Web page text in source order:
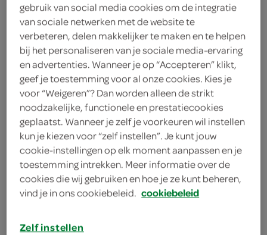
gebruik van social media cookies om de integratie
van sociale netwerken met de website te
verbeteren, delen makkelijker te maken en te helpen
bij het personaliseren van je sociale media-ervaring
en advertenties. Wanneer je op “Accepteren” klikt,
geef je toestemming voor al onze cookies. Kies je
voor “Weigeren”? Dan worden alleen de strikt
noodzakelijke, functionele en prestatiecookies
geplaatst. Wanneer je zelf je voorkeuren wil instellen
kun je kiezen voor “zelf instellen”. Je kunt jouw
cookie-instellingen op elk moment aanpassen en je
toestemming intrekken. Meer informatie over de
cookies die wij gebruiken en hoe je ze kunt beheren,
vind je in ons cookiebeleid. cookiebeleid
Zelf instellen